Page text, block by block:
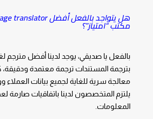
مكتب “امتياز”؟
بالفعل يا صديقي، يوجد لدينا أفضل مترجم
بترجمة المستندات ترجمة معتمدة ودقيقة،
معالجة سرية للغاية لجميع بيانات العملاء
يلتزم المتخصصون لدينا باتفاقيات صارمة
المعلومات.